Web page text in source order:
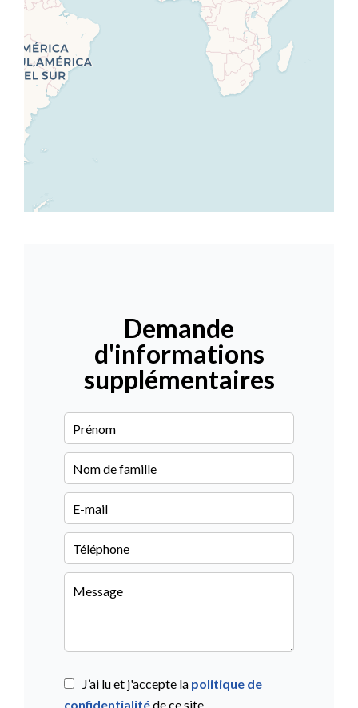
Demande
d'informations
supplémentaires
J’ai lu et j'accepte la politique de
confidentialitéde ce site